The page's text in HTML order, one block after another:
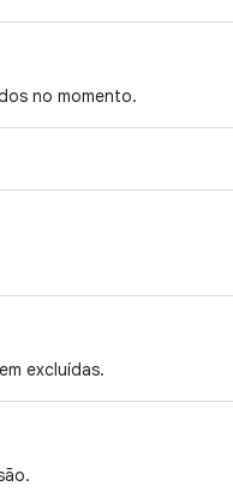
no momento.
excluídas.